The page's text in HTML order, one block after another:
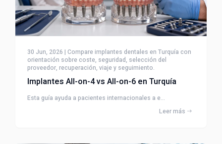
30 Jun, 2026 | Compare implantes dentales en Turquía con
orientación sobre coste, seguridad, selección del
proveedor, recuperación, viaje y seguimiento.
Implantes All-on-4 vs All-on-6 en Turquía
Esta guía ayuda a pacientes internacionales a e...
Leer más